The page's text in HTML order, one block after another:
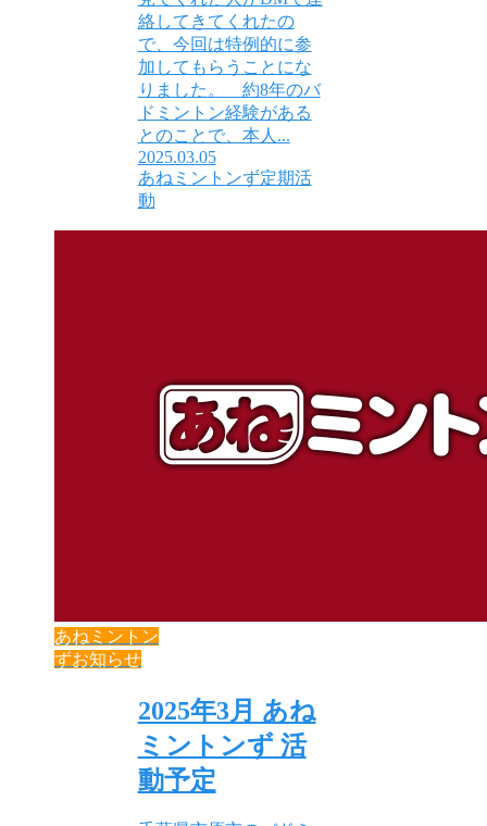
絡してきてくれたの
で、今回は特例的に参
加してもらうことにな
りました。 約8年のバ
ドミントン経験がある
とのことで、本人...
2025.03.05
あねミントンず定期活
動
あねミントン
ずお知らせ
2025年3月 あね
ミントンず 活
動予定